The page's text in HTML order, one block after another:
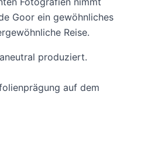
Goor ein gewöhnliches
Reise.
produziert.
auf dem